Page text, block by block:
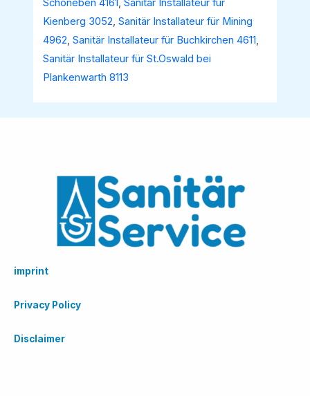
Schöneben 4161,Sanitär Installateur für
Kienberg 3052,Sanitär Installateur für Mining
4962,Sanitär Installateur für Buchkirchen 4611,
Sanitär Installateur für St.Oswald bei
Plankenwarth 8113
imprint
Privacy Policy
Disclaimer